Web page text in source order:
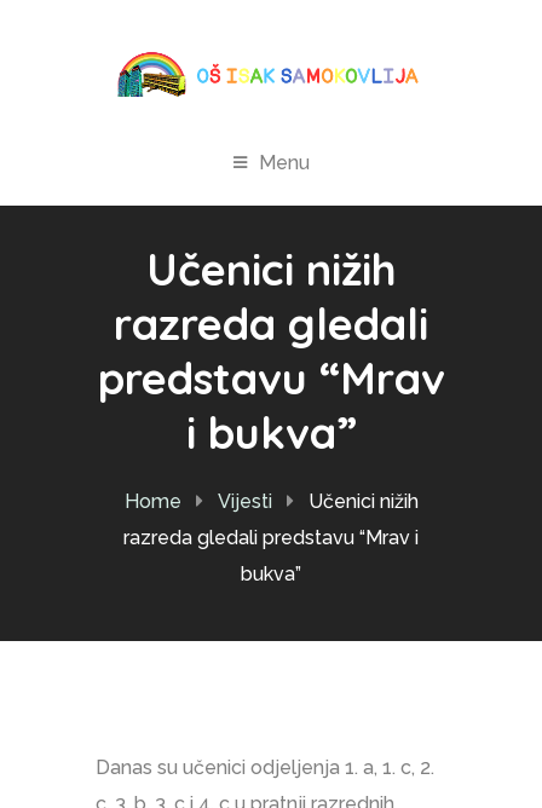
Menu
Učenici nižih
razreda gledali
predstavu “Mrav
i bukva”
Home Vijesti
Učenici nižih
razreda gledali predstavu “Mrav i
bukva”
Danas su učenici odjeljenja 1. a, 1. c, 2.